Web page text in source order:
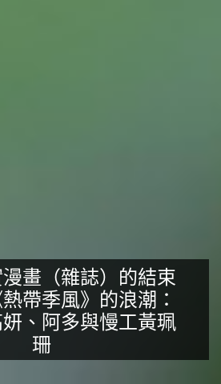
畫（雜誌）的結束
帶季風》的浪潮：
、阿多與慢工黃珮
珊